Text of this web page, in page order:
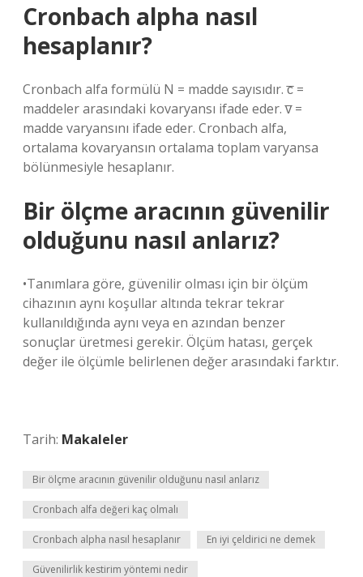
Cronbach alpha nasıl
hesaplanır?
Cronbach alfa formülü N = madde sayısıdır. c̅ =
maddeler arasındaki kovaryansı ifade eder. v̅ =
madde varyansını ifade eder. Cronbach alfa,
ortalama kovaryansın ortalama toplam varyansa
bölünmesiyle hesaplanır.
Bir ölçme aracının güvenilir
olduğunu nasıl anlarız?
•Tanımlara göre, güvenilir olması için bir ölçüm
cihazının aynı koşullar altında tekrar tekrar
kullanıldığında aynı veya en azından benzer
sonuçlar üretmesi gerekir. Ölçüm hatası, gerçek
değer ile ölçümle belirlenen değer arasındaki farktır.
Tarih: Makaleler
Bir ölçme aracının güvenilir olduğunu nasıl anlarız
Cronbach alfa değeri kaç olmalı
Cronbach alpha nasıl hesaplanır En iyi çeldirici ne demek
Güvenilirlik kestirim yöntemi nedir